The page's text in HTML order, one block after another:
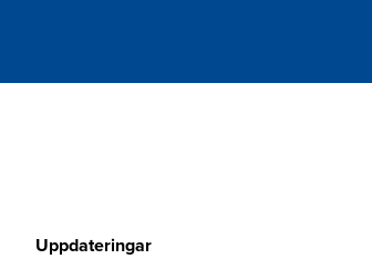
Uppdateringar